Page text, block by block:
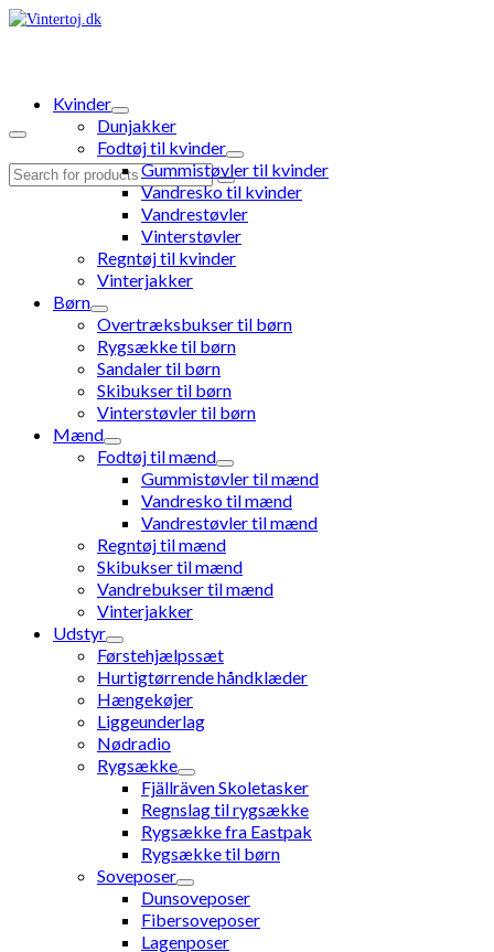
Search
Kvinder
Dunjakker
Fodtøj til kvinder
Gummistøvler til kvinder
Vandresko til kvinder
Vandrestøvler
Vinterstøvler
Regntøj til kvinder
Vinterjakker
Børn
Overtræksbukser til børn
Rygsække til børn
Sandaler til børn
Skibukser til børn
Vinterstøvler til børn
Mænd
Fodtøj til mænd
Gummistøvler til mænd
Vandresko til mænd
Vandrestøvler til mænd
Regntøj til mænd
Skibukser til mænd
Vandrebukser til mænd
Vinterjakker
Udstyr
Førstehjælpssæt
Hurtigtørrende håndklæder
Hængekøjer
Liggeunderlag
Nødradio
Rygsække
Fjällräven Skoletasker
Regnslag til rygsække
Rygsække fra Eastpak
Rygsække til børn
Soveposer
Dunsoveposer
Fibersoveposer
Lagenposer